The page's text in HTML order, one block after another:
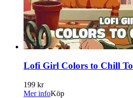
Lofi Girl Colors to Chill To
199 kr
Mer infoKöp